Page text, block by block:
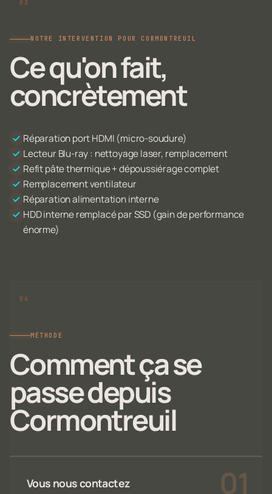
NOTRE INTERVENTION POUR CORMONTREUIL
Ce qu'on fait,
concrètement
Réparation port HDMI (micro-soudure)
Lecteur Blu-ray : nettoyage laser, remplacement
Refit pâte thermique + dépoussiérage complet
Remplacement ventilateur
Réparation alimentation interne
HDD interne remplacé par SSD (gain de performance
énorme)
MÉTHODE
Comment ça se
passe depuis
Cormontreuil
Vous nous contactez